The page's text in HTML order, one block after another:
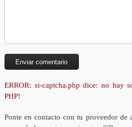
ERROR: si-captcha.php dice: no hay
PHP!
Ponte en contacto con tu proveedor de